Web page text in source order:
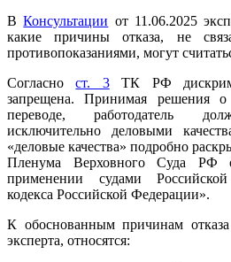
ВКонсультации от 11.06.2025
какие причины отказа, не
противопоказаниями, могут
Согласност. 3ТК РФ
запрещена. Принимая решения
переводе, работодатель
исключительно деловыми
«деловые качества» подробно
Пленума Верховного Суда
применении судами
кодекса Российской Федерации».
К обоснованным причинам
эксперта, относятся: